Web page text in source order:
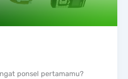
ponsel pertamamu?